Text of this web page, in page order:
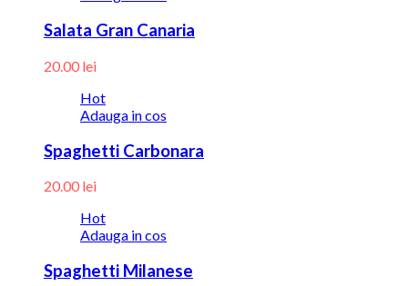
Salata Gran Canaria
20.00 lei
Hot
Adauga in cos
Spaghetti Carbonara
20.00 lei
Hot
Adauga in cos
Spaghetti Milanese